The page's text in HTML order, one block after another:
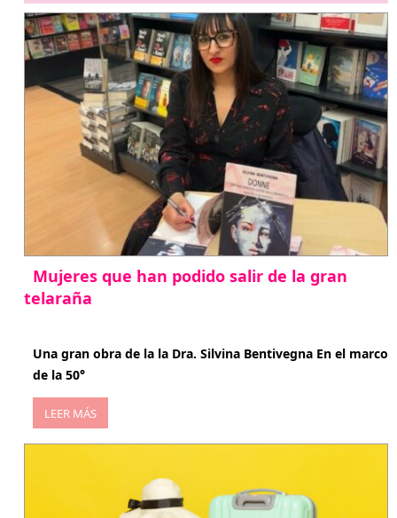
Mujeres que han podido salir de la gran
telaraña
Una gran obra de la la Dra. Silvina Bentivegna En el marco
de la 50°
LEER MÁS